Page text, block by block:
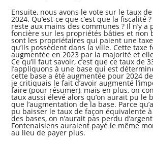
Ensuite, nous avons le vote sur le taux
2024. Qu’est-ce que c’est que la fiscalité
reste aux mains des communes ? Il n’y a
foncière sur les propriétés bâties et non
sont les propriétaires qui paient une
qu’ils possèdent dans la ville. Cette taxe
augmentée en 2023 par la majorité et elle
Ce qu’il faut savoir, c’est que ce taux de
l’appliquons à une base qui est
cette base a été augmentée pour 2024
je critiquais le fait d’avoir augmenté
faire (pour résumer), mais en plus, on
taux aussi élevé alors qu’on aurait pu le
que l’augmentation de la base. Parce
pu baisser le taux de façon équivalente à
des bases, on n’aurait pas perdu
Fontenaisiens auraient payé le même
au lieu de payer plus.